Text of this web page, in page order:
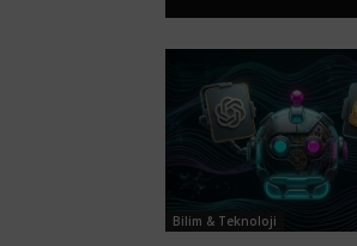
Bilim & Teknoloji